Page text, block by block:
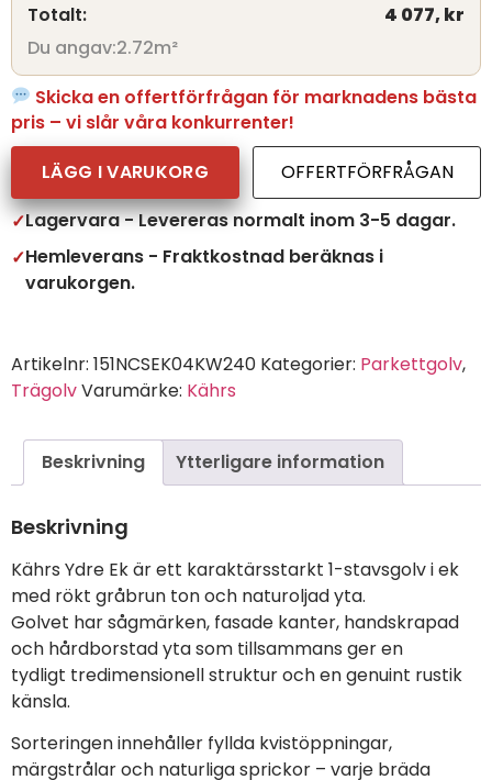
Totalt:
4 077, kr
Du angav:2.72m²
Skicka en offertförfrågan för marknadens bästa
pris – vi slår våra konkurrenter!
LÄGG I VARUKORG
OFFERTFÖRFRÅGAN
Lagervara - Levereras normalt inom 3-5 dagar.
Hemleverans - Fraktkostnad beräknas i
varukorgen.
Artikelnr: 151NCSEK04KW240 Kategorier: Parkettgolv,
TrägolvVarumärke: Kährs
Beskrivning Ytterligare information
Beskrivning
Kährs Ydre Ek är ett karaktärsstarkt 1-stavsgolv i ek
med rökt gråbrun ton och naturoljad yta.
Golvet har sågmärken, fasade kanter, handskrapad
och hårdborstad yta som tillsammans ger en
tydligt tredimensionell struktur och en genuint rustik
känsla.
Sorteringen innehåller fyllda kvistöppningar,
märgstrålar och naturliga sprickor – varje bräda